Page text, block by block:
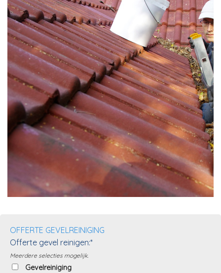
OFFERTE GEVELREINIGING
Offerte gevel reinigen:*
Meerdere selecties mogelijk.
Gevelreiniging